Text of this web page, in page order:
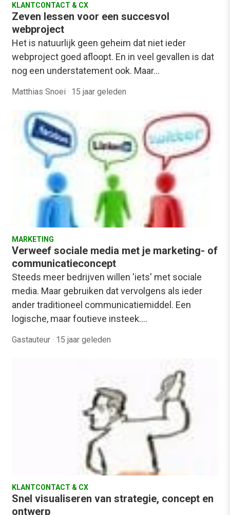
KLANTCONTACT & CX
Zeven lessen voor een succesvol
webproject
Het is natuurlijk geen geheim dat niet ieder
webproject goed afloopt. En in veel gevallen is dat
nog een understatement ook. Maar…
Matthias Snoei · 15 jaar geleden
MARKETING
Verweef sociale media met je marketing- of
communicatieconcept
Steeds meer bedrijven willen 'iets' met sociale
media. Maar gebruiken dat vervolgens als ieder
ander traditioneel communicatiemiddel. Een
logische, maar foutieve insteek.…
Gastauteur · 15 jaar geleden
KLANTCONTACT & CX
Snel visualiseren van strategie, concept en
ontwerp